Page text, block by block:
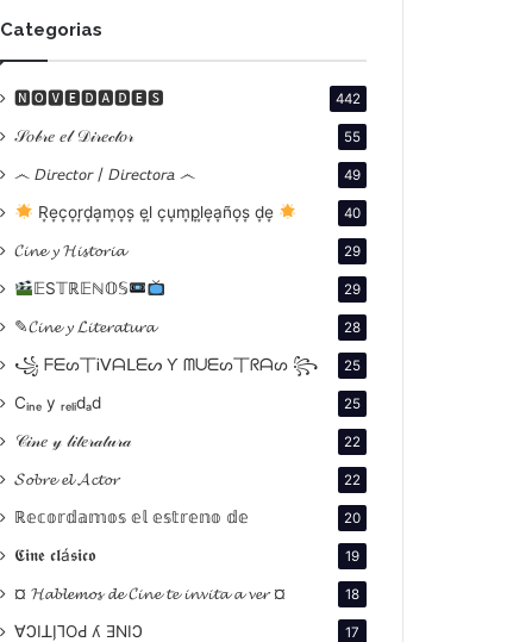
Categorias
🅽🅾🆅🅴🅳🅰🅳🅴🆂 442
𝒮𝑜𝒷𝓇𝑒 𝑒𝓁 𝒟𝒾𝓇𝑒𝒸𝓉𝑜𝓇 55
෴ 𝘋𝘪𝘳𝘦𝘤𝘵𝘰𝘳 / 𝘋𝘪𝘳𝘦𝘤𝘵𝘰𝘳𝘢 ෴ 49
R͙e͙c͙o͙r͙d͙a͙m͙o͙s͙ e͙l͙ c͙u͙m͙p͙l͙e͙a͙ño͙s͙ d͙e͙ 40
𝓒𝓲𝓷𝓮 𝔂 𝓗𝓲𝓼𝓽𝓸𝓻𝓲𝓪 29
𝔼S𝕋ℝ𝔼ℕ𝕆𝕊 29
✎𝓒𝓲𝓷𝓮 𝔂 𝓛𝓲𝓽𝓮𝓻𝓪𝓽𝓾𝓻𝓪 28
꧁ ᖴᗴᔕ丅Ꭵᐯᗩᒪᗴᔕ Ƴ ᗰᑌᗴᔕ丅ᖇᗩᔕ ꧂ 25
Cᵢₙₑ y ᵣₑₗᵢdₐd 25
𝒞𝒾𝓃𝑒 𝓎 𝓁𝒾𝓉𝑒𝓇𝒶𝓉𝓊𝓇𝒶 22
𝓢𝓸𝓫𝓻𝓮 𝓮𝓵 𝓐𝓬𝓽𝓸𝓻 22
ℝ𝕖𝕔𝕠𝕣𝕕𝕒𝕞𝕠𝕤 𝕖𝕝 𝕖𝕤𝕥𝕣𝕖𝕟𝕠 𝕕𝕖 20
𝕮𝖎𝖓𝖊 𝖈𝖑á𝖘𝖎𝖈𝖔 19
¤ 𝓗𝓪𝓫𝓵𝓮𝓶𝓸𝓼 𝓭𝓮 𝓒𝓲𝓷𝓮 𝓽𝓮 𝓲𝓷𝓿𝓲𝓽𝓪 𝓪 𝓿𝓮𝓻 ¤ 18
∀ϽIꓕI̗⅂OԀ ʎ ƎNIϽ 17